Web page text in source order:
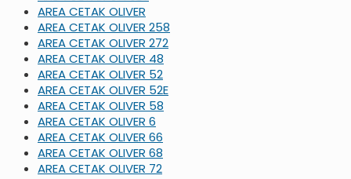
AREA CETAK OLIVER
AREA CETAK OLIVER 258
AREA CETAK OLIVER 272
AREA CETAK OLIVER 48
AREA CETAK OLIVER 52
AREA CETAK OLIVER 52E
AREA CETAK OLIVER 58
AREA CETAK OLIVER 6
AREA CETAK OLIVER 66
AREA CETAK OLIVER 68
AREA CETAK OLIVER 72